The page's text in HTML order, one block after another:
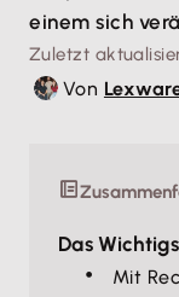
einem sich
Zuletzt
Von
Das
Mit